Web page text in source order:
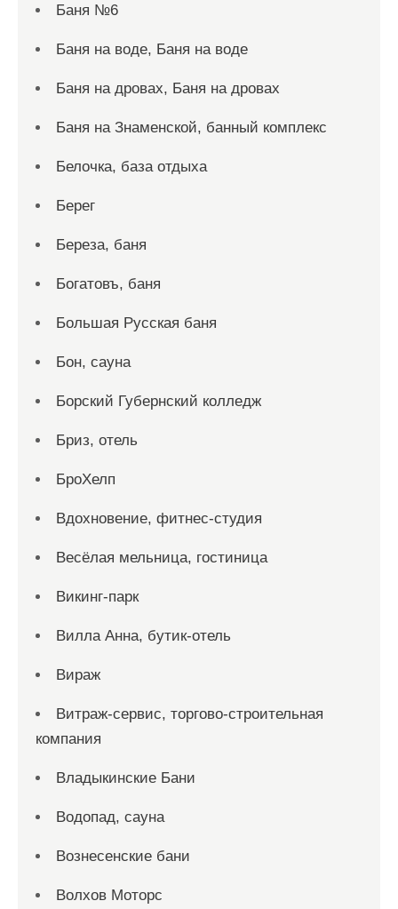
Баня №6
Баня на воде, Баня на воде
Баня на дровах, Баня на дровах
Баня на Знаменской, банный комплекс
Белочка, база отдыха
Берег
Береза, баня
Богатовъ, баня
Большая Русская баня
Бон, сауна
Борский Губернский колледж
Бриз, отель
БроХелп
Вдохновение, фитнес-студия
Весёлая мельница, гостиница
Викинг-парк
Вилла Анна, бутик-отель
Вираж
Витраж-сервис, торгово-строительная
компания
Владыкинские Бани
Водопад, сауна
Вознесенские бани
Волхов Моторс